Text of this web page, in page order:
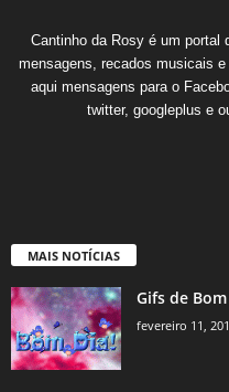
Cantinho da Rosy é um portal
mensagens, recados musicais
aqui mensagens para o
twitter, googleplus e
MAIS NOTÍCIAS
Gifs de
fevereiro 11,